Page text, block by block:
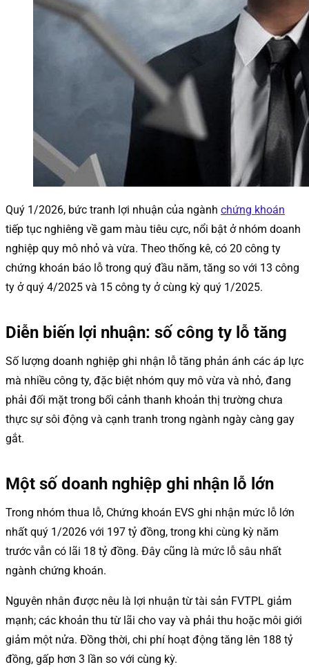
Quý 1/2026, bức tranh lợi nhuận của ngành chứng khoán
tiếp tục nghiêng về gam màu tiêu cực, nổi bật ở nhóm doanh
nghiệp quy mô nhỏ và vừa. Theo thống kê, có 20 công ty
chứng khoán báo lỗ trong quý đầu năm, tăng so với 13 công
ty ở quý 4/2025 và 15 công ty ở cùng kỳ quý 1/2025.
Diễn biến lợi nhuận: số công ty lỗ tăng
Số lượng doanh nghiệp ghi nhận lỗ tăng phản ánh các áp lực
mà nhiều công ty, đặc biệt nhóm quy mô vừa và nhỏ, đang
phải đối mặt trong bối cảnh thanh khoản thị trường chưa
thực sự sôi động và cạnh tranh trong ngành ngày càng gay
gắt.
Một số doanh nghiệp ghi nhận lỗ lớn
Trong nhóm thua lỗ, Chứng khoán EVS ghi nhận mức lỗ lớn
nhất quý 1/2026 với 197 tỷ đồng, trong khi cùng kỳ năm
trước vẫn có lãi 18 tỷ đồng. Đây cũng là mức lỗ sâu nhất
ngành chứng khoán.
Nguyên nhân được nêu là lợi nhuận từ tài sản FVTPL giảm
mạnh; các khoản thu từ lãi cho vay và phải thu hoặc môi giới
giảm một nửa. Đồng thời, chi phí hoạt động tăng lên 188 tỷ
đồng, gấp hơn 3 lần so với cùng kỳ.